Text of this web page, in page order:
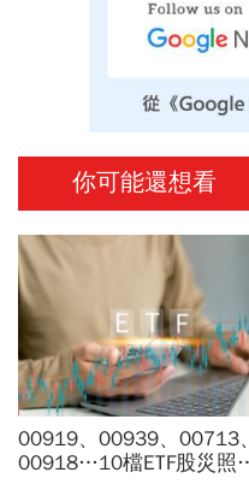
你可能還想看
00919、00939、00713、
00918…10檔ETF股災照